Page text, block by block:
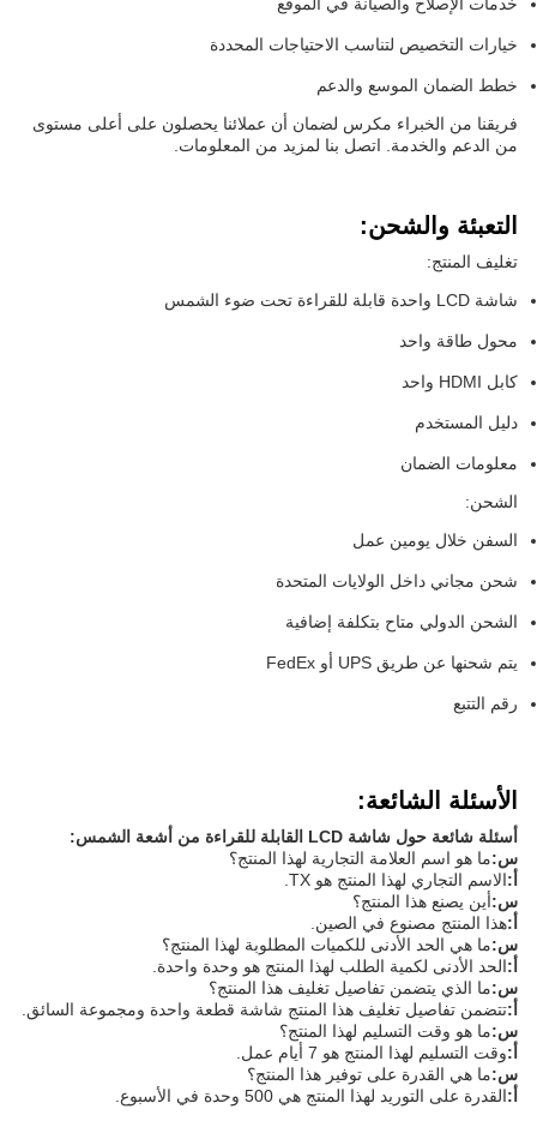
خيارات التخصيص لتناسب الاحتياجات المحددة
خطط الضمان الموسع والدعم
فريقنا من الخبراء مكرس لضمان أن عملائنا يحصلون على أعلى مستوى
من الدعم والخدمة. اتصل بنا لمزيد من المعلومات.
التعبئة والشحن:
تغليف المنتج:
شاشة LCD واحدة قابلة للقراءة تحت ضوء الشمس
محول طاقة واحد
كابل HDMI واحد
دليل المستخدم
معلومات الضمان
الشحن:
السفن خلال يومين عمل
شحن مجاني داخل الولايات المتحدة
الشحن الدولي متاح بتكلفة إضافية
يتم شحنها عن طريق UPS أو FedEx
رقم التتبع
الأسئلة الشائعة:
أسئلة شائعة حول شاشة LCD القابلة للقراءة من أشعة الشمس:
س:ما هو اسم العلامة التجارية لهذا المنتج؟
أ:الاسم التجاري لهذا المنتج هو TX.
س:أين يصنع هذا المنتج؟
أ:هذا المنتج مصنوع في الصين.
س:ما هي الحد الأدنى للكميات المطلوبة لهذا المنتج؟
أ:الحد الأدنى لكمية الطلب لهذا المنتج هو وحدة واحدة.
س:ما الذي يتضمن تفاصيل تغليف هذا المنتج؟
أ:تتضمن تفاصيل تغليف هذا المنتج شاشة قطعة واحدة ومجموعة السائق.
س:ما هو وقت التسليم لهذا المنتج؟
أ:وقت التسليم لهذا المنتج هو 7 أيام عمل.
س:ما هي القدرة على توفير هذا المنتج؟
أ:القدرة على التوريد لهذا المنتج هي 500 وحدة في الأسبوع.